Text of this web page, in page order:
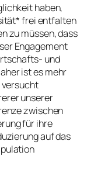
haben,
frei entfalten
zu müssen, dass
Engagement
und
ist es mehr
versucht
unserer
zwischen
für ihre
auf das